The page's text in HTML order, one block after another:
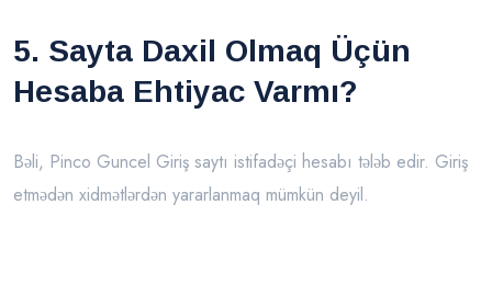
5. Sayta Daxil Olmaq Üçün
Hesaba Ehtiyac Varmı?
Bəli, Pinco Guncel Giriş saytı istifadəçi hesabı tələb edir. Giriş
etmədən xidmətlərdən yararlanmaq mümkün deyil.